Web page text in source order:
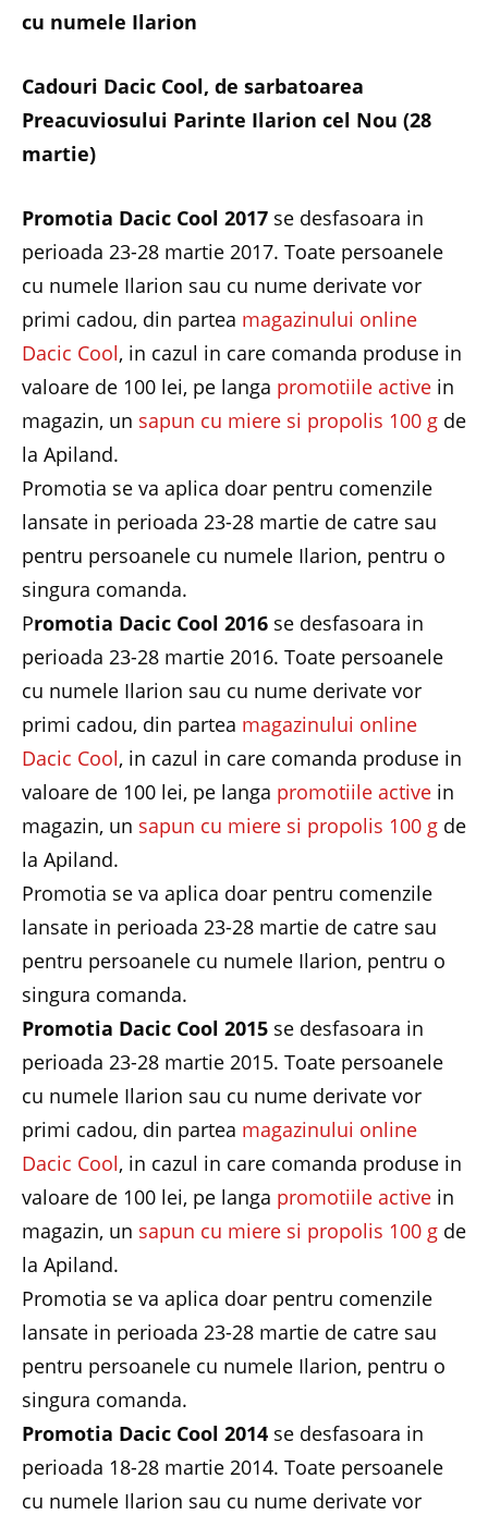
cu numele Ilarion
Cadouri Dacic Cool, de sarbatoarea
Preacuviosului Parinte Ilarion cel Nou (28
martie)
Promotia Dacic Cool 2017 se desfasoara in
perioada 23-28 martie 2017. Toate persoanele
cu numele Ilarion sau cu nume derivate vor
primi cadou, din partea magazinului online
Dacic Cool, in cazul in care comanda produse in
valoare de 100 lei, pe langa promotiile active in
magazin, un sapun cu miere si propolis 100 g de
la Apiland.
Promotia se va aplica doar pentru comenzile
lansate in perioada 23-28 martie de catre sau
pentru persoanele cu numele Ilarion, pentru o
singura comanda.
Promotia Dacic Cool 2016 se desfasoara in
perioada 23-28 martie 2016. Toate persoanele
cu numele Ilarion sau cu nume derivate vor
primi cadou, din partea magazinului online
Dacic Cool, in cazul in care comanda produse in
valoare de 100 lei, pe langa promotiile active in
magazin, un sapun cu miere si propolis 100 g de
la Apiland.
Promotia se va aplica doar pentru comenzile
lansate in perioada 23-28 martie de catre sau
pentru persoanele cu numele Ilarion, pentru o
singura comanda.
Promotia Dacic Cool 2015 se desfasoara in
perioada 23-28 martie 2015. Toate persoanele
cu numele Ilarion sau cu nume derivate vor
primi cadou, din partea magazinului online
Dacic Cool, in cazul in care comanda produse in
valoare de 100 lei, pe langa promotiile active in
magazin, un sapun cu miere si propolis 100 g de
la Apiland.
Promotia se va aplica doar pentru comenzile
lansate in perioada 23-28 martie de catre sau
pentru persoanele cu numele Ilarion, pentru o
singura comanda.
Promotia Dacic Cool 2014 se desfasoara in
perioada 18-28 martie 2014. Toate persoanele
cu numele Ilarion sau cu nume derivate vor